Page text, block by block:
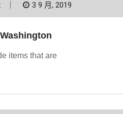
3 9 月, 2019
items that are